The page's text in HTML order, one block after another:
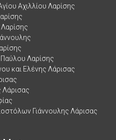
Αχιλλίου Λαρίσης
Λαρίσης
και Ελένης Λάρισας
Λάρισας
Γιάννουλης Λάρισας